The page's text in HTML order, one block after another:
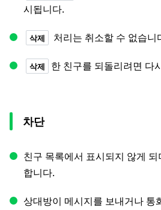
시됩니다.
삭제 처리는 취소할 수 없습니
삭제 한 친구를 되돌리려면 다
차단
친구 목록에서 표시되지 않게 되
합니다.
상대방이 메시지를 보내거나 통